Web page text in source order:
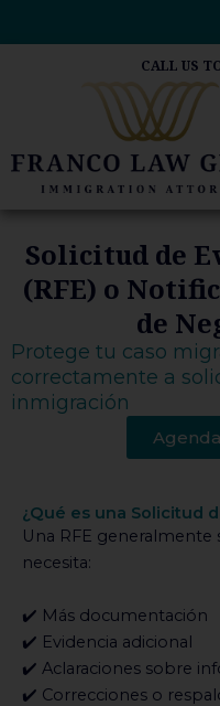
CALL US
Solicitud de
(RFE) o
de
Protege tu caso
correctamente a
inmigración
¿Qué es una Solicitud
Una RFE generalmente
necesita:
✔️ Más documentación
✔️ Evidencia adicional
✔️ Aclaraciones sobre
✔️ Correcciones o